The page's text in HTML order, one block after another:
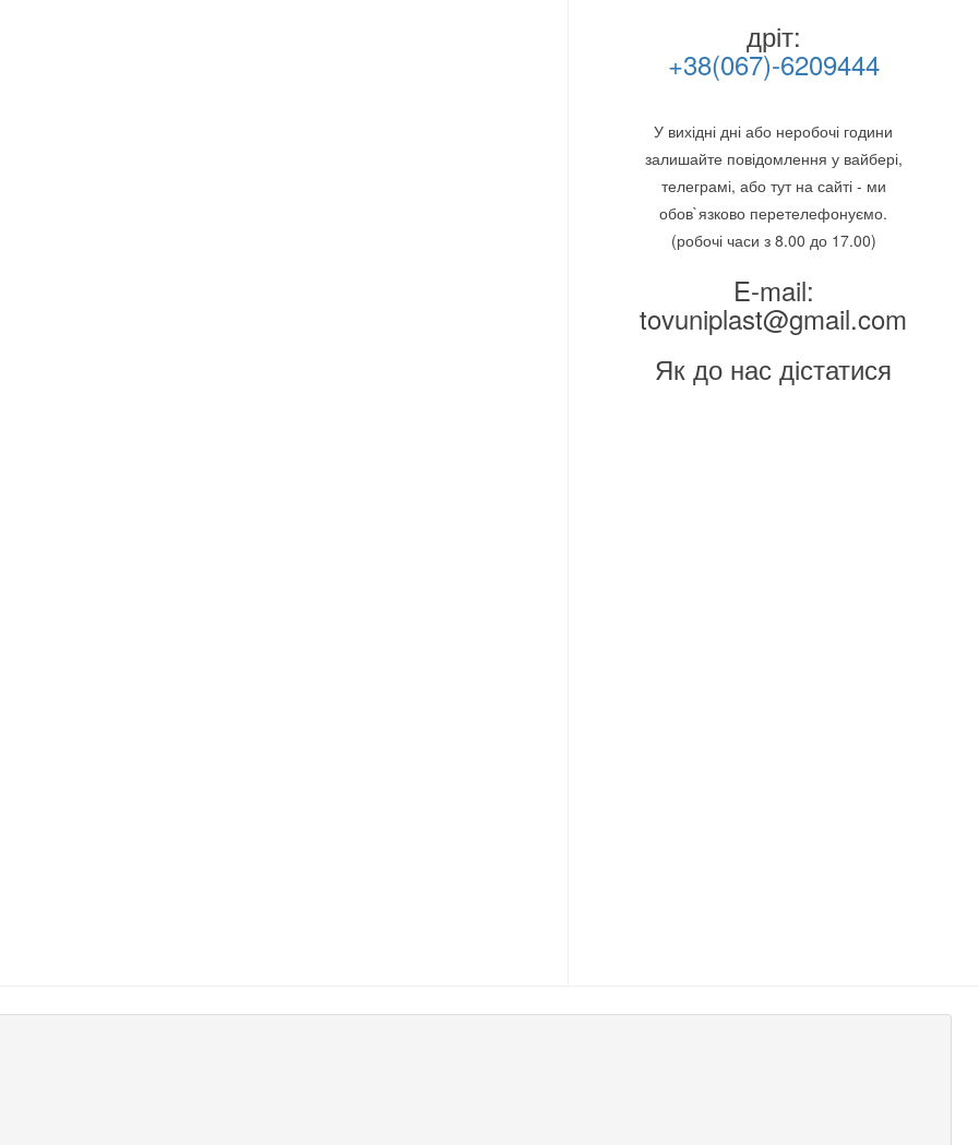
дріт:
+38(067)-6209444
У вихідні дні або неробочі години
залишайте повідомлення у вайбері,
телеграмі, або тут на сайті - ми
обов`язково перетелефонуємо.
(робочі часи з 8.00 до 17.00)
E-mail:
tovuniplast@gmail.com
Як до нас дістатися